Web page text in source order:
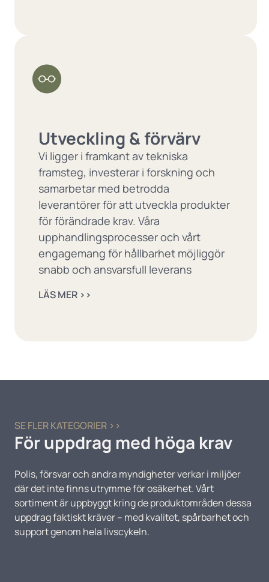
Utveckling & förvärv
Vi ligger i framkant av tekniska
framsteg, investerar i forskning och
samarbetar med betrodda
leverantörer för att utveckla produkter
för förändrade krav. Våra
upphandlingsprocesser och vårt
engagemang för hållbarhet möjliggör
snabb och ansvarsfull leverans
LÄS MER ››
SE FLER KATEGORIER ››
För uppdrag med höga krav
Polis, försvar och andra myndigheter verkar i miljöer
där det inte finns utrymme för osäkerhet. Vårt
sortiment är uppbyggt kring de produktområden dessa
uppdrag faktiskt kräver – med kvalitet, spårbarhet och
support genom hela livscykeln.